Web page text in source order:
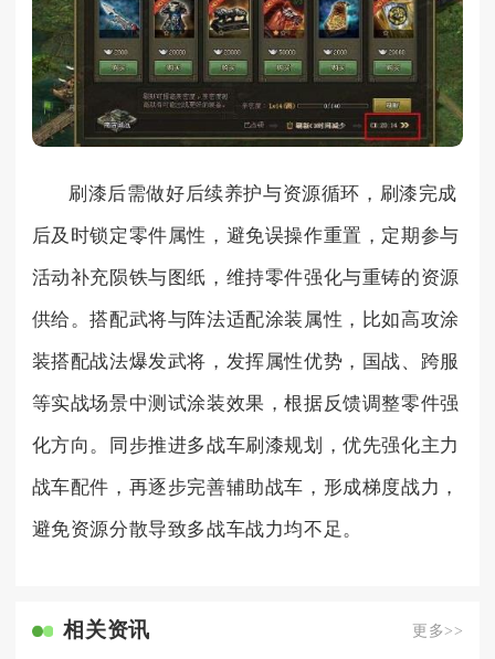
刷漆后需做好后续养护与资源循环，刷漆完成
后及时锁定零件属性，避免误操作重置，定期参与
活动补充陨铁与图纸，维持零件强化与重铸的资源
供给。搭配武将与阵法适配涂装属性，比如高攻涂
装搭配战法爆发武将，发挥属性优势，国战、跨服
等实战场景中测试涂装效果，根据反馈调整零件强
化方向。同步推进多战车刷漆规划，优先强化主力
战车配件，再逐步完善辅助战车，形成梯度战力，
避免资源分散导致多战车战力均不足。
相关资讯 更多>>